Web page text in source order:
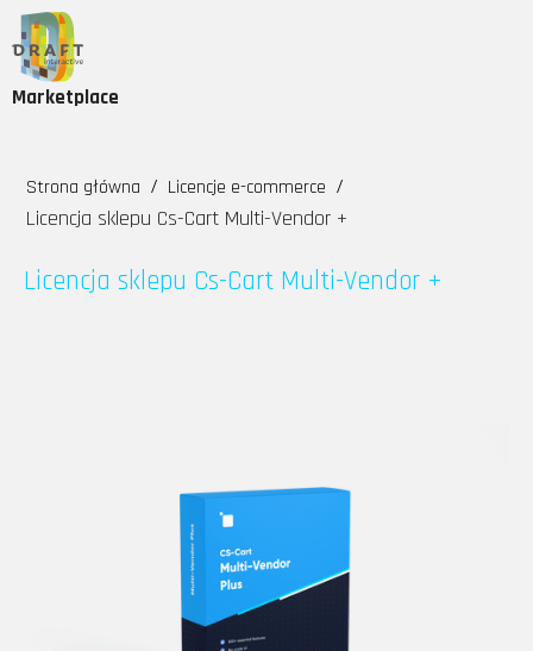
Marketplace
Strona główna / Licencje e-commerce /
Licencja sklepu Cs-Cart Multi-Vendor +
Licencja sklepu Cs-Cart Multi-Vendor +